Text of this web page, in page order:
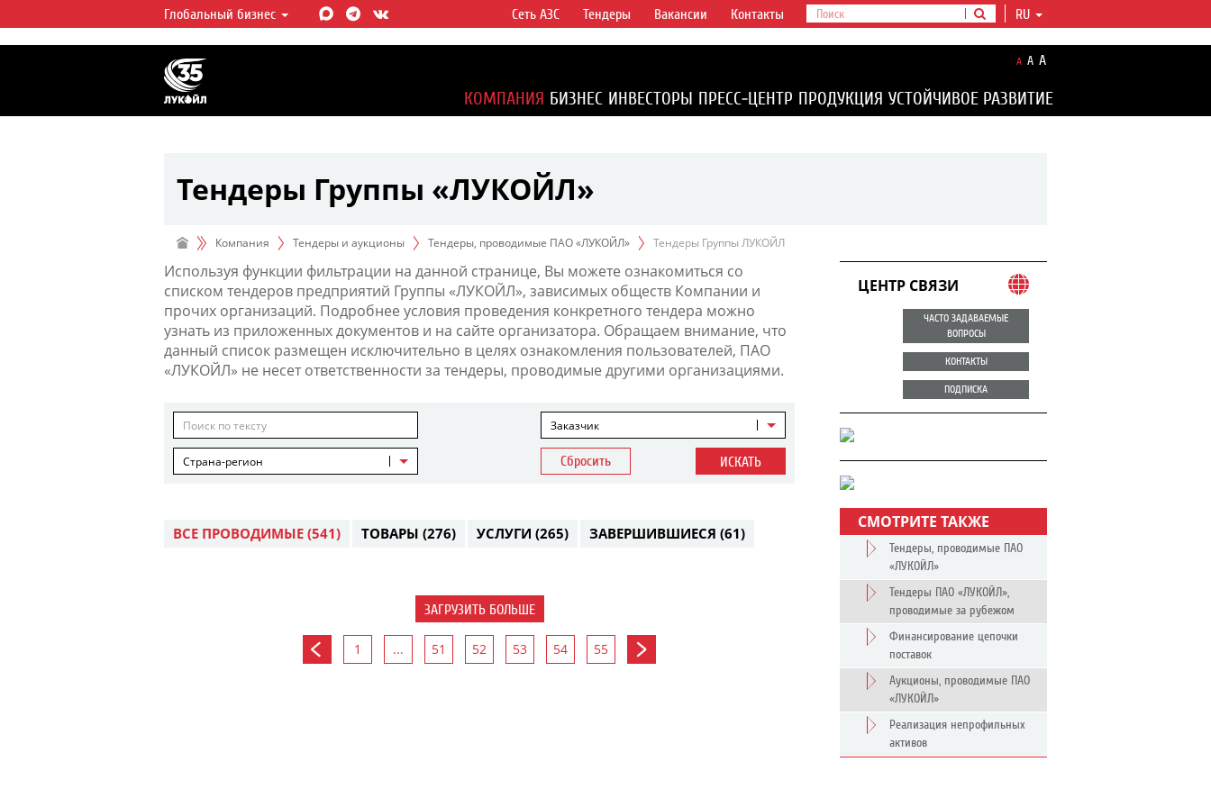
ЛУКОЙЛ СЕГОДНЯ
ЛУКОЙЛ — одна из крупнейших вертикально
интегрированных нефтегазовых компаний в
мире, на долю которой приходится более 2%
мировой добычи нефти и около 1% доказанных
Глобальный бизнес RU
Сеть АЗС Тендеры Вакансии Контакты
A A A
КОМПАНИЯ БИЗНЕС ИНВЕСТОРЫ ПРЕСС-ЦЕНТР ПРОДУКЦИЯ УСТОЙЧИВОЕ РАЗВИТИЕ
Тендеры Группы «ЛУКОЙЛ»
Компания Тендеры и аукционы Тендеры, проводимые ПАО «ЛУКОЙЛ» Тендеры Группы ЛУКОЙЛ
Используя функции фильтрации на данной странице, Вы можете ознакомиться со
списком тендеров предприятий Группы «ЛУКОЙЛ», зависимых обществ Компании и
прочих организаций. Подробнее условия проведения конкретного тендера можно
узнать из приложенных документов и на сайте организатора. Обращаем внимание, что
данный список размещен исключительно в целях ознакомления пользователей, ПАО
«ЛУКОЙЛ» не несет ответственности за тендеры, проводимые другими организациями.
Заказчик
Страна-регион Сбросить ИСКАТЬ
ВСЕ ПРОВОДИМЫЕ (541) ТОВАРЫ (276) УСЛУГИ (265) ЗАВЕРШИВШИЕСЯ (61)
ЗАГРУЗИТЬ БОЛЬШЕ
1 ... 51 52 53 54 55
ЦЕНТР СВЯЗИ
ЧАСТО ЗАДАВАЕМЫЕ
ВОПРОСЫ
КОНТАКТЫ
ПОДПИСКА
СМОТРИТЕ ТАКЖЕ
Тендеры, проводимые ПАО
«ЛУКОЙЛ»
Тендеры ПАО «ЛУКОЙЛ»,
проводимые за рубежом
Финансирование цепочки
поставок
Аукционы, проводимые ПАО
«ЛУКОЙЛ»
Реализация непрофильных
активов